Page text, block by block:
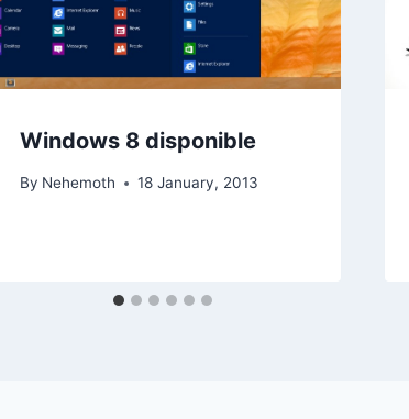
Windows 8 disponible
By Nehemoth 18 January, 2013